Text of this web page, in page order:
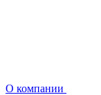
О компании